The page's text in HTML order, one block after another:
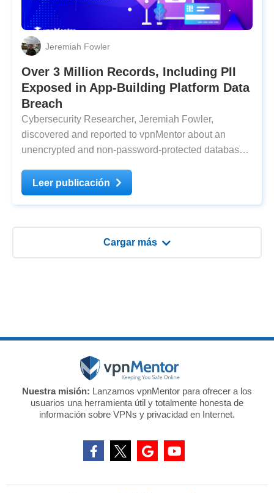
Jeremiah Fowler
Over 3 Million Records, Including PII
Exposed in App-Building Platform Data
Breach
Cybersecurity Researcher, Jeremiah Fowler,
discovered and reported to vpnMentor about an
unencrypted and non-password-protected database
belong to a no-coding app-building platform. The
publicly exposed database was not password-
Leer publicación
Cargar más
Nuestra misión: Lanzamos vpnMentor para ofrecer a los
usuarios una herramienta útil y totalmente honesta de
información sobre VPNs y privacidad en Internet.